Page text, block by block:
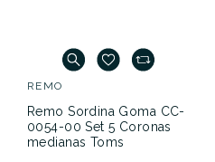
REMO
Remo Sordina Goma CC-
0054-00 Set 5 Coronas
medianas Toms